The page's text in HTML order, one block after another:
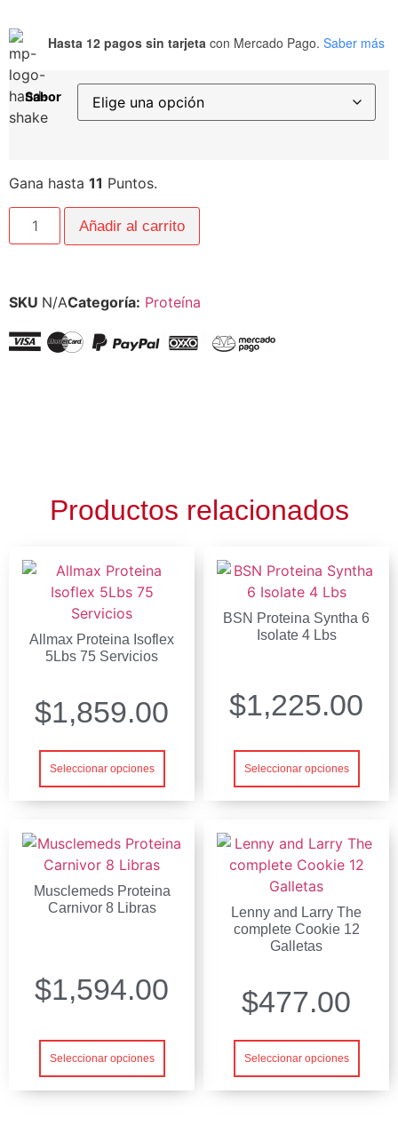
Hasta 12 pagos sin tarjeta con Mercado Pago. Saber más
Sabor
Gana hasta 11 Puntos.
Añadir al carrito
SKU N/ACategoría: Proteína
Productos relacionados
Allmax Proteina Isoflex
5Lbs 75 Servicios
$1,859.00
Seleccionar opciones
BSN Proteina Syntha 6
Isolate 4 Lbs
$1,225.00
Seleccionar opciones
Musclemeds Proteina
Carnivor 8 Libras
$1,594.00
Seleccionar opciones
Lenny and Larry The
complete Cookie 12
Galletas
$477.00
Seleccionar opciones